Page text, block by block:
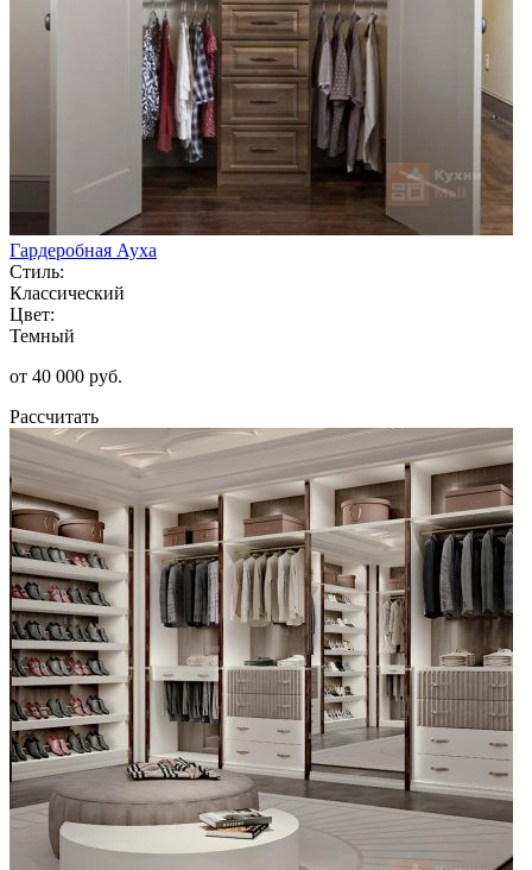
Гардеробная Ауха
Стиль:
Классический
Цвет:
Темный
от 40 000 руб.
Рассчитать